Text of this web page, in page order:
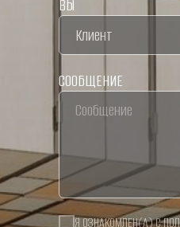
ВЫ
СООБЩЕНИЕ
Я ОЗНАКОМЛЕН(А) С